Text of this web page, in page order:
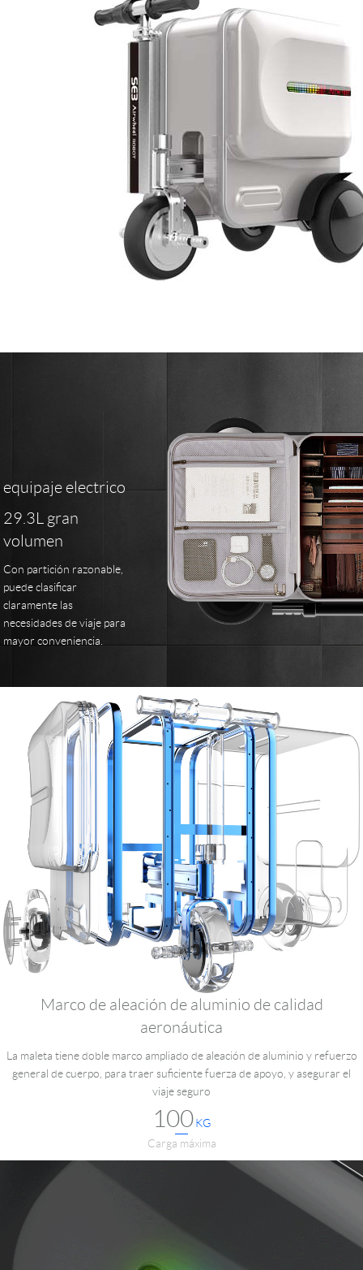
equipaje electrico
29.3L gran
volumen
Con partición razonable,
puede clasificar
claramente las
necesidades de viaje para
mayor conveniencia.
Marco de aleación de aluminio de calidad
aeronáutica
La maleta tiene doble marco ampliado de aleación de aluminio y refuerzo
general de cuerpo, para traer suficiente fuerza de apoyo, y asegurar el
viaje seguro
100KG
Carga máxima